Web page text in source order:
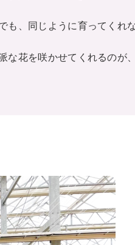
、同じように育ってくれ
花を咲かせてくれるのが